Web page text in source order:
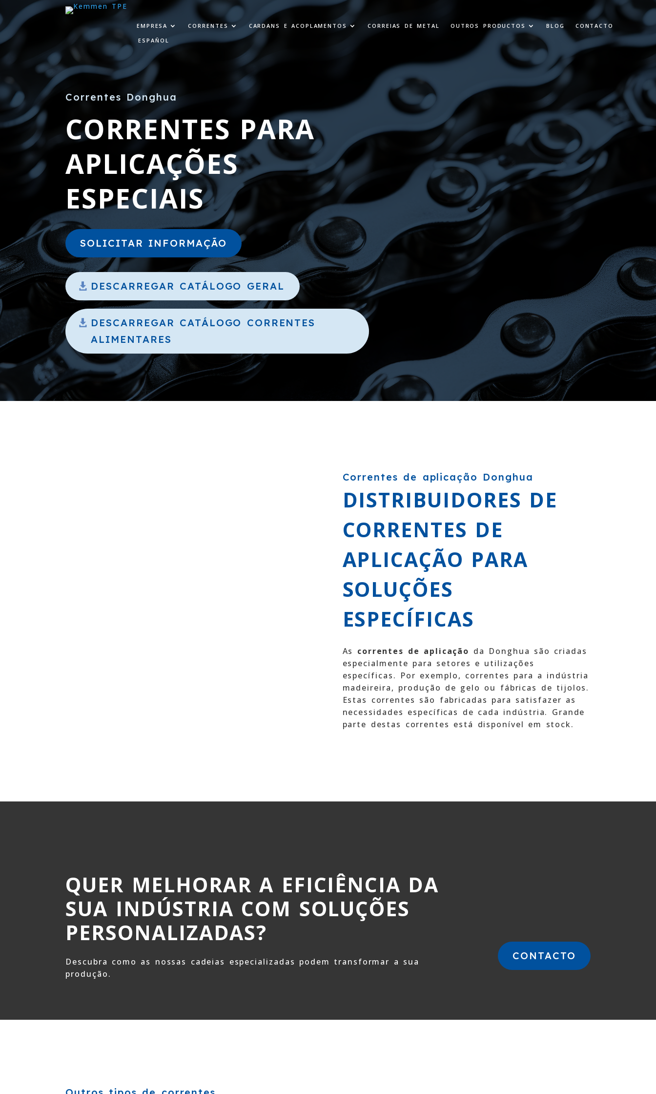
EMPRESA CORRENTES CARDANS E ACOPLAMENTOS CORREIAS DE METAL OUTROS PRODUCTOS BLOG
CONTACTO
ESPAÑOL
Correntes Donghua
CORRENTES PARA
APLICAÇÕES
ESPECIAIS
SOLICITAR INFORMAÇÃO
DESCARREGAR CATÁLOGO GERAL
DESCARREGAR CATÁLOGO CORRENTES
ALIMENTARES
Correntes de aplicação Donghua
DISTRIBUIDORES DE
CORRENTES DE
APLICAÇÃO PARA
SOLUÇÕES
ESPECÍFICAS
As correntes de aplicação da Donghua são criadas
especialmente para setores e utilizações
específicas. Por exemplo, correntes para a indústria
madeireira, produção de gelo ou fábricas de tijolos.
Estas correntes são fabricadas para satisfazer as
necessidades específicas de cada indústria. Grande
parte destas correntes está disponível em stock.
QUER MELHORAR A EFICIÊNCIA DA
SUA INDÚSTRIA COM SOLUÇÕES
PERSONALIZADAS?
Descubra como as nossas cadeias especializadas podem transformar a sua
produção.
CONTACTO